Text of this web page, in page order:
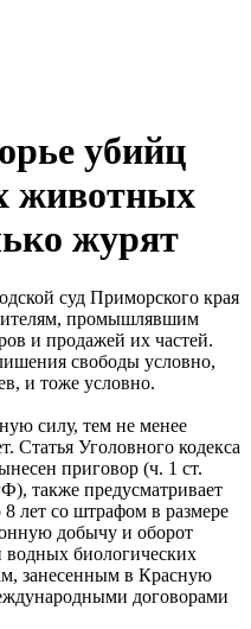
убийц
животных
журят
суд Приморского края
промышлявшим
и продажей их частей.
свободы условно,
и тоже условно.
силу, тем не менее
Статья Уголовного кодекса
приговор (ч. 1 ст.
также предусматривает
лет со штрафом в размере
добычу и оборот
биологических
занесенным в Красную
договорами